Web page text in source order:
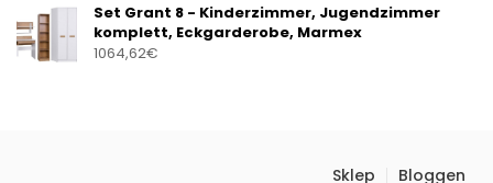
Set Grant 8 - Kinderzimmer, Jugendzimmer
komplett, Eckgarderobe, Marmex
1064,62€
Sklep Bloggen